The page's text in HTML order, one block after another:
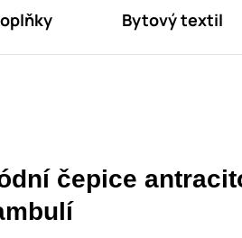
Bytový textil
čepice